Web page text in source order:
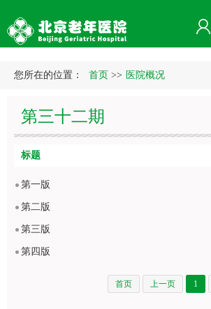
您所在的位置： 首页 >> 医院概况
第三十二期
标题
第一版
第二版
第三版
第四版
首页 上一页 1